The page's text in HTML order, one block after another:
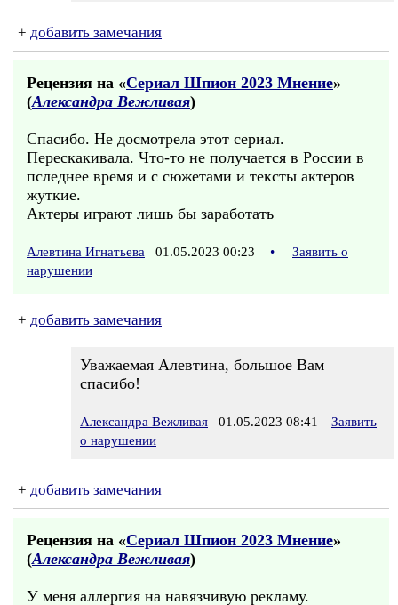
+ добавить замечания
Рецензия на «Сериал Шпион 2023 Мнение»
(Александра Вежливая)
Спасибо. Не досмотрела этот сериал.
Перескакивала. Что-то не получается в России в
пследнее время и с сюжетами и тексты актеров
жуткие.
Актеры играют лишь бы заработать
Алевтина Игнатьева 01.05.2023 00:23 •
Заявить о
нарушении
+ добавить замечания
Уважаемая Алевтина, большое Вам
спасибо!
Александра Вежливая 01.05.2023 08:41
Заявить
о нарушении
+ добавить замечания
Рецензия на «Сериал Шпион 2023 Мнение»
(Александра Вежливая)
У меня аллергия на навязчивую рекламу.